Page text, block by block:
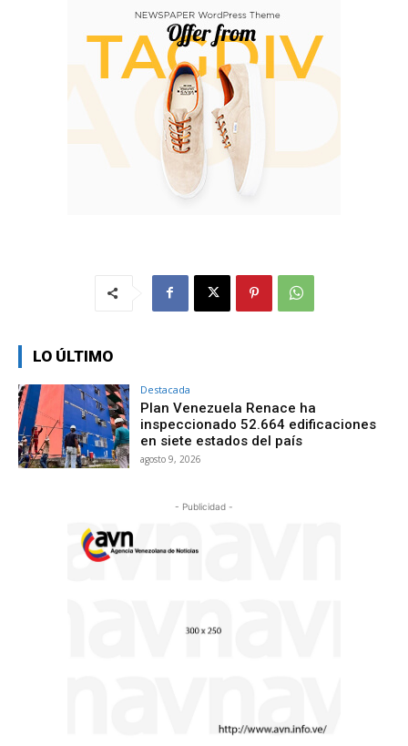
LO ÚLTIMO
Destacada
Plan Venezuela Renace ha
inspeccionado 52.664 edificaciones
en siete estados del país
agosto 9, 2026
- Publicidad -